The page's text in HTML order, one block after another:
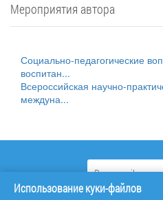
Мероприятия автора
Социально-педагогические
воспитан...
Всероссийская научно-
междуна...
Использование куки-файлов